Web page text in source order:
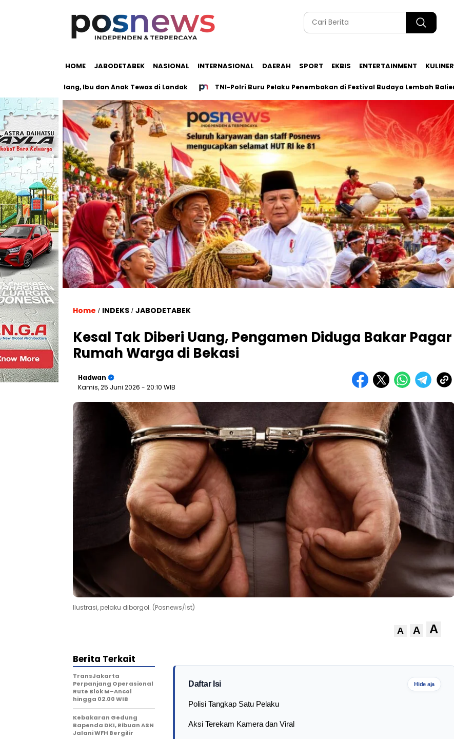
HOME JABODETABEK NASIONAL INTERNASIONAL DAERAH SPORT EKBIS ENTERTAINMENT KULINER
Hilang, Ibu dan Anak Tewas di Landak TNI-Polri Buru Pelaku Penembakan di Festival Budaya Lembah Baliem 2026
Home / INDEKS / JABODETABEK
Kesal Tak Diberi Uang, Pengamen Diduga Bakar Pagar
Rumah Warga di Bekasi
Hadwan
Kamis, 25 Juni 2026 - 20:10 WIB
Ilustrasi, pelaku diborgol. (Posnews/Ist)
A A A
Daftar Isi Hide aja
Polisi Tangkap Satu Pelaku
Aksi Terekam Kamera dan Viral
Berita Terkait
TransJakarta
Perpanjang Operasional
Rute Blok M–Ancol
hingga 02.00 WIB
Kebakaran Gedung
Bapenda DKI, Ribuan ASN
Jalani WFH Bergilir